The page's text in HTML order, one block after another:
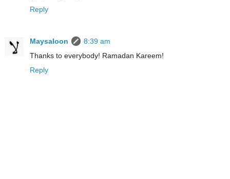
Reply
Maysaloon
8:39 am
Thanks to everybody! Ramadan Kareem!
Reply